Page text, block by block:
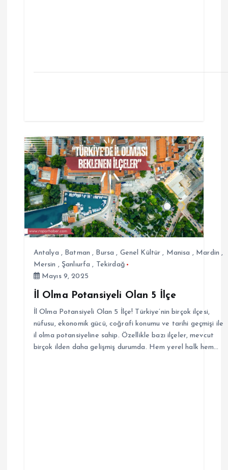
Antalya , Batman , Bursa , Genel Kültür , Manisa , Mardin ,
Mersin , Şanlıurfa , Tekirdağ
Mayıs 9, 2025
İl Olma Potansiyeli Olan 5 İlçe
İl Olma Potansiyeli Olan 5 İlçe! Türkiye’nin birçok ilçesi,
nüfusu, ekonomik gücü, coğrafi konumu ve tarihi geçmişi ile
il olma potansiyeline sahip. Özellikle bazı ilçeler, mevcut
birçok ilden daha gelişmiş durumda. Hem yerel halk hem…